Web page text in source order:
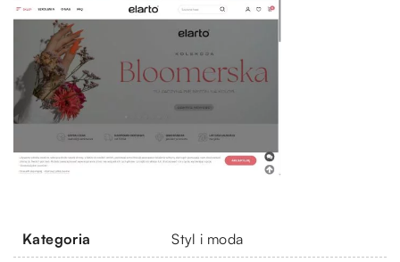
Kategoria Styl i moda